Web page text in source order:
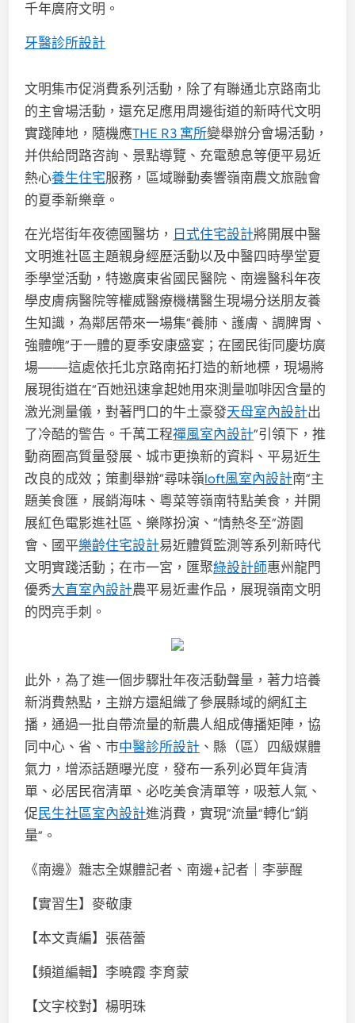
千年廣府文明。
牙醫診所設計
文明集市促消費系列活動，除了有聯通北京路南北
的主會場活動，還充足應用周邊街道的新時代文明
實踐陣地，隨機應THE R3 寓所變舉辦分會場活動，
并供給問路咨詢、景點導覽、充電憩息等便平易近
熱心養生住宅服務，區域聯動奏響嶺南農文旅融會
的夏季新樂章。
在光塔街年夜德國醫坊， 日式住宅設計將開展中醫
文明進社區主題親身經歷活動以及中醫四時學堂夏
季學堂活動，特邀廣東省國民醫院、南邊醫科年夜
學皮膚病醫院等權威醫療機構醫生現場分送朋友養
生知識，為鄰居帶來一場集“養肺、護膚、調脾胃、
強體魄”于一體的夏季安康盛宴；在國民街同慶坊廣
場——這處依托北京路南拓打造的新地標，現場將
展現街道在“百她迅速拿起她用來測量咖啡因含量的
激光測量儀，對著門口的牛土豪發天母室內設計出
了冷酷的警告。千萬工程禪風室內設計”引領下，推
動商圈高質量發展、城市更換新的資料、平易近生
改良的成效；策劃舉辦“尋味嶺loft風室內設計南”主
題美食匯，展銷海味、粵菜等嶺南特點美食，并開
展紅色電影進社區、樂隊扮演、“情熱冬至”游園
會、國平樂齡住宅設計易近體質監測等系列新時代
文明實踐活動；在市一宮，匯聚綠設計師惠州龍門
優秀大直室內設計農平易近畫作品，展現嶺南文明
的閃亮手刺。
此外，為了進一個步驟壯年夜活動聲量，著力培養
新消費熱點，主辦方還組織了參展縣域的網紅主
播，通過一批自帶流量的新農人組成傳播矩陣，協
同中心、省、市中醫診所設計 、縣（區）四級媒體
氣力，增添話題曝光度，發布一系列必買年貨清
單、必居民宿清單、必吃美食清單等，吸惹人氣、
促民生社區室內設計進消費，實現“流量”轉化“銷
量”。
《南邊》雜志全媒體記者、南邊+記者｜李夢醒
【實習生】麥敬康
【本文責編】張蓓蕾
【頻道編輯】李曉霞 李育蒙
【文字校對】楊明珠